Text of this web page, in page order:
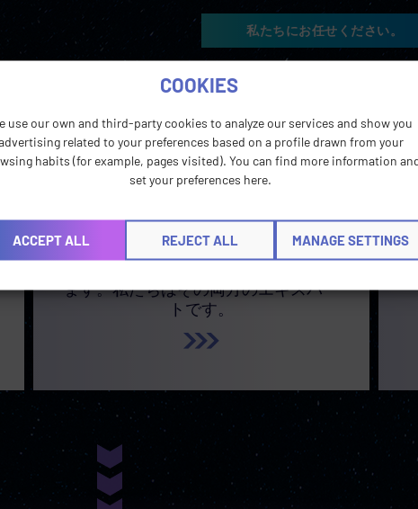
COOKIES
use our own and third-party cookies to analyze our services and show you
related to your preferences based on a profile drawn from your
habits (for example, pages visited). You can find more information
set your preferences here.
ACCEPT ALL REJECT ALL MANAGE SETTINGS
私たちにお任せください。
その他のサービス
言語テクノロジーコンサルティ
ローカリゼーションとテクノロジー
ます。私たちはその両方のエキスパー
トです。
.